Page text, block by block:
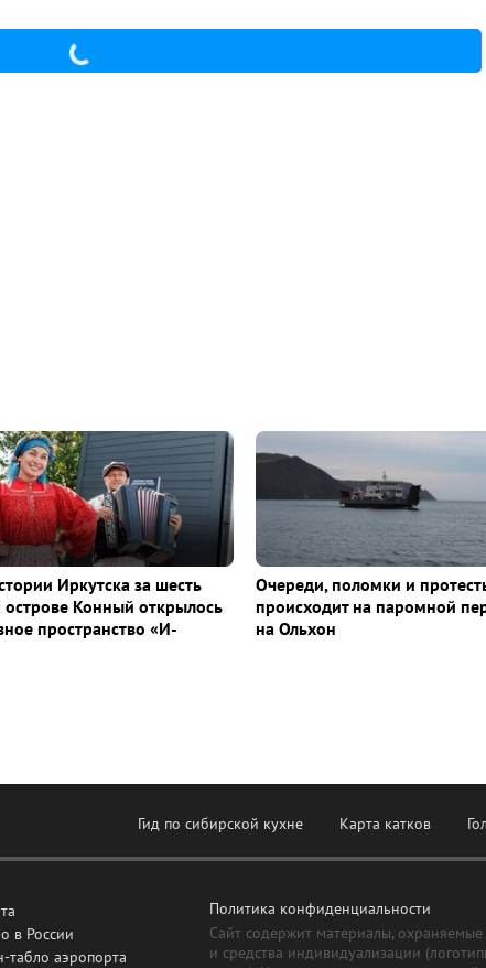
Иркутска за шесть
острове Конный открылось
пространство «И-
Очереди, поломки и
происходит на паромной
на Ольхон
Гид по сибирской кухне Карта катков
в России
табло аэропорта
Политика конфиденциальности
Сайт содержит материалы,
и средства индивидуализации